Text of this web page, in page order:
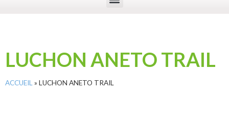
LUCHON ANETO TRAIL
ACCUEIL » LUCHON ANETO TRAIL